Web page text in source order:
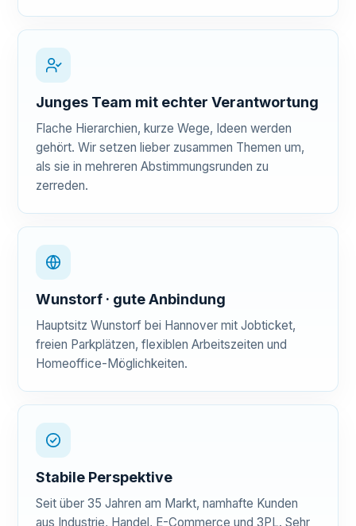
Junges Team mit echter Verantwortung
Flache Hierarchien, kurze Wege, Ideen werden
gehört. Wir setzen lieber zusammen Themen um,
als sie in mehreren Abstimmungsrunden zu
zerreden.
Wunstorf · gute Anbindung
Hauptsitz Wunstorf bei Hannover mit Jobticket,
freien Parkplätzen, flexiblen Arbeitszeiten und
Homeoffice-Möglichkeiten.
Stabile Perspektive
Seit über 35 Jahren am Markt, namhafte Kunden
aus Industrie, Handel, E-Commerce und 3PL. Sehr